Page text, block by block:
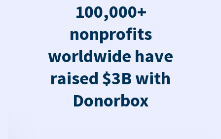
100,000+
nonprofits
worldwide have
raised $3B with
Donorbox